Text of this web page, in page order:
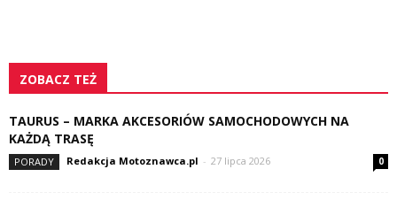
ZOBACZ TEŻ
TAURUS – MARKA AKCESORIÓW SAMOCHODOWYCH NA
KAŻDĄ TRASĘ
PORADY Redakcja Motoznawca.pl - 27 lipca 2026 0